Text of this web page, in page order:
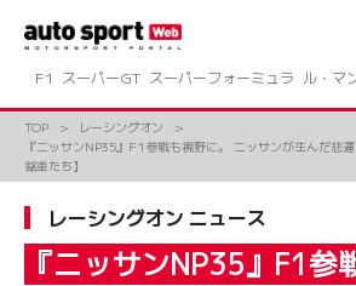
ツ
F1 スーパーGT スーパーフォーミュラ ル・マ
TOP
レーシングオン
『ニッサンNP35』F1参戦も視野に。 ニッサンが生んだ悲
銘車たち】
レーシングオン ニュース
『ニッサンNP35』F1参